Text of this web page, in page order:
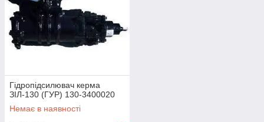
Гідропідсилювач керма
ЗІЛ-130 (ГУР) 130-3400020
Немає в наявності